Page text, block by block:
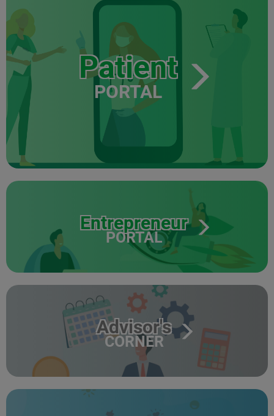
Patient
PORTAL
Entrepreneur
PORTAL
Advisor's
CORNER